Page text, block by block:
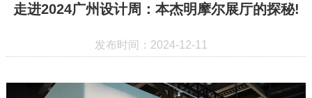
走进2024广州设计周：本杰明摩尔展厅的探秘!
发布时间：2024-12-11